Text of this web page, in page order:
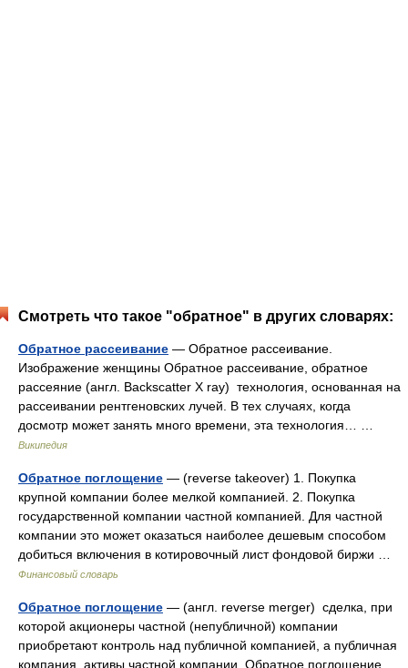
Смотреть что такое "обратное" в других словарях:
Обратное рассеивание — Обратное рассеивание.
Изображение женщины Обратное рассеивание, обратное
рассеяние (англ. Backscatter X ray) технология, основанная на
рассеивании рентгеновских лучей. В тех случаях, когда
досмотр может занять много времени, эта технология… …
Википедия
Обратное поглощение — (reverse takeover) 1. Покупка
крупной компании более мелкой компанией. 2. Покупка
государственной компании частной компанией. Для частной
компании это может оказаться наиболее дешевым способом
добиться включения в котировочный лист фондовой биржи …
Финансовый словарь
Обратное поглощение — (англ. reverse merger) сделка, при
которой акционеры частной (непубличной) компании
приобретают контроль над публичной компанией, а публичная
компания активы частной компании. Обратное поглощение